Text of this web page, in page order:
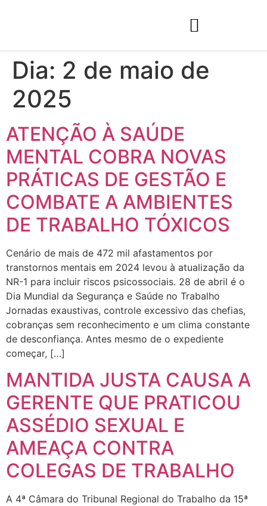
Dia: 2 de maio de
2025
ATENÇÃO À SAÚDE
MENTAL COBRA NOVAS
PRÁTICAS DE GESTÃO E
COMBATE A AMBIENTES
DE TRABALHO TÓXICOS
Cenário de mais de 472 mil afastamentos por
transtornos mentais em 2024 levou à atualização da
NR-1 para incluir riscos psicossociais. 28 de abril é o
Dia Mundial da Segurança e Saúde no Trabalho
Jornadas exaustivas, controle excessivo das chefias,
cobranças sem reconhecimento e um clima constante
de desconfiança. Antes mesmo de o expediente
começar, […]
MANTIDA JUSTA CAUSA A
GERENTE QUE PRATICOU
ASSÉDIO SEXUAL E
AMEAÇA CONTRA
COLEGAS DE TRABALHO
A 4ª Câmara do Tribunal Regional do Trabalho da 15ª